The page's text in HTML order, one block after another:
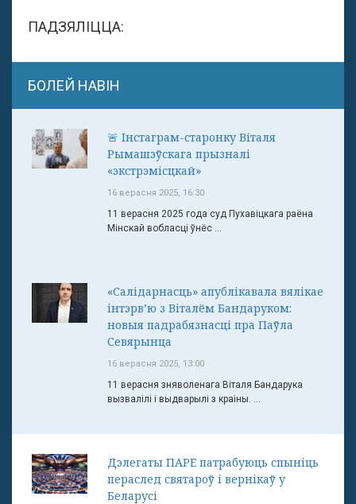
ПАДЗЯЛІЦЦА:
БОЛЕЙ НАВІН
🚨 Інстаграм-старонку Віталя
Рымашэўскага прызналі
«экстрэмісцкай»
16 верасня 2025, 16:30
11 верасня 2025 года суд Пухавіцкага раёна
Мінскай вобласці ўнёс ...
«Салідарнасць» апублікавала вялікае
інтэрв’ю з Віталём Бандаруком:
новыя падрабязнасці пра Паўла
Севярынца
16 верасня 2025, 13:00
11 верасня зняволенага Віталя Бандарука
вызвалілі і выдварылі з краіны. ...
Дэлегаты ПАРЕ патрабуюць спыніць
пераслед святароў і вернікаў у
Беларусі